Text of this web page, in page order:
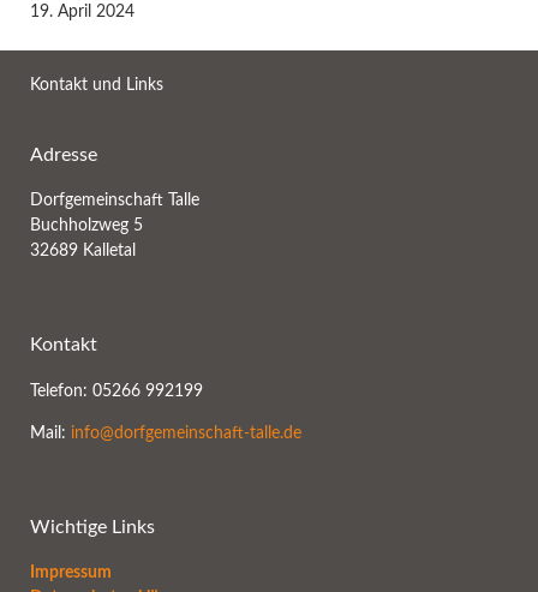
19. April 2024
Kontakt und Links
Adresse
Dorfgemeinschaft Talle
Buchholzweg 5
32689 Kalletal
Kontakt
Telefon: 05266 992199
Mail: info@dorfgemeinschaft-talle.de
Wichtige Links
Impressum